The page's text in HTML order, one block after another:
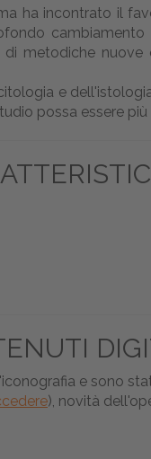
ha incontrato il
cambiamento
metodiche
e
possa essere più
e sono
), novità